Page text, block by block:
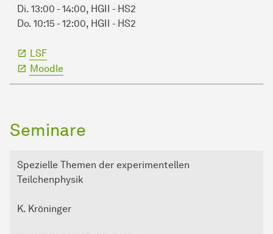
Di. 13:00 - 14:00, HGII - HS2
Do. 10:15 - 12:00, HGII - HS2
LSF
Moodle
Seminare
Spezielle Themen der experimentellen
Teilchenphysik
K. Kröninger